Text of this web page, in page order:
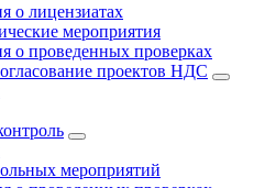
о лицензиатах
мероприятия
о проведенных проверках
проектов НДС
мероприятий